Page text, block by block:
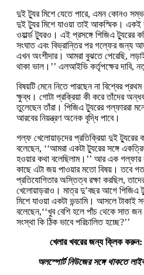
দুই ট্যুর মিশে যেতে পারে, এমন কোনও
দুই ট্যুর মিশে যাওয়া তাই আকস্মিক। একই
ওয়ার্ল্ড ট্যুরও। এই প্রসঙ্গে পিজিএ ট্যুরের
সংঘাত এবং বিভ্রান্তির পর গল্ফের জন্য
এখন অংশীদার। আমরা বুঝতে পেরেছি,
থাকা ভাল।’’ এলআইভি কর্তৃপক্ষের
বিষয়টি মেনে নিতে পারছেন না বিশ্বের
ক্ষুব্ধ। গোটা প্রক্রিয়া কী করে তাঁদের
তুলেছেন তাঁরা। পিজিএ ট্যুরের গল্ফাররা
আরবের নিয়ন্ত্রণ অনেক বৃদ্ধি পাবে।
গল্ফ খেলোয়াড়দের প্রতিক্রিয়া দুই ট্যুরের
বলেছেন, ‘‘আমরা একটা ট্যুরের সঙ্গে
হওয়ার কথা বলেছিলাম।’’ আর এক গল্ফার
কাছে এটা জয় পাওয়ার মতো বিষয়। তবে
প্রতিযোগিতার অস্তিত্ব রক্ষা করছিল,
খেলোয়াড়রাও। মাত্র দু’বছর আগে পিজিএ
মিশে যাওয়া একটা ভন্ডামি। আসলে টাকাই
বলেছেন,‘‘খুব বেশি হলে পাঁচ থেকে সাত
সংস্থা কি ঠিক ভাবে পরিচালিত হচ্ছে?’’
খেলার খবরের জন্য ক্লিক করুন:
অলস্পোর্ট নিউজের সঙ্গে থাকতে